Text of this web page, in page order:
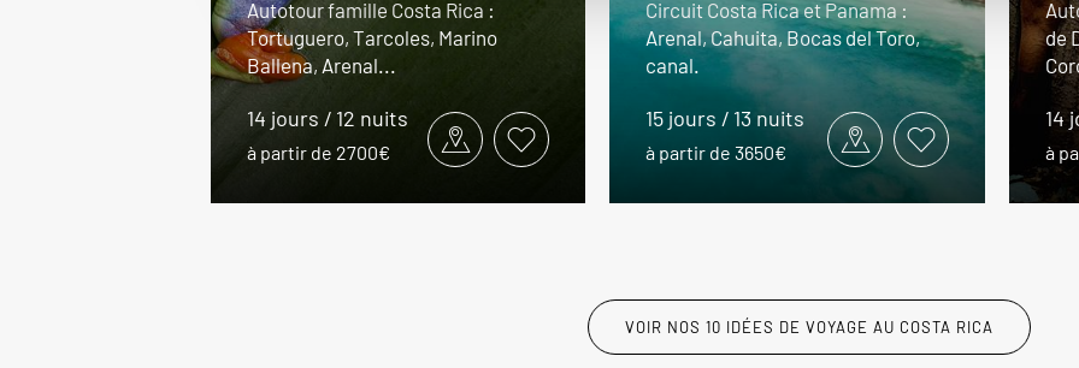
Autotour famille Costa Rica :
Tortuguero, Tarcoles, Marino
Ballena, Arenal...
14 jours / 12 nuits
à partir de 2700€
Circuit Costa Rica et Panama :
Arenal, Cahuita, Bocas del Toro,
canal.
15 jours / 13 nuits
à partir de 3650€
de
14
à
VOIR NOS 10 IDÉES DE VOYAGE AU COSTA RICA